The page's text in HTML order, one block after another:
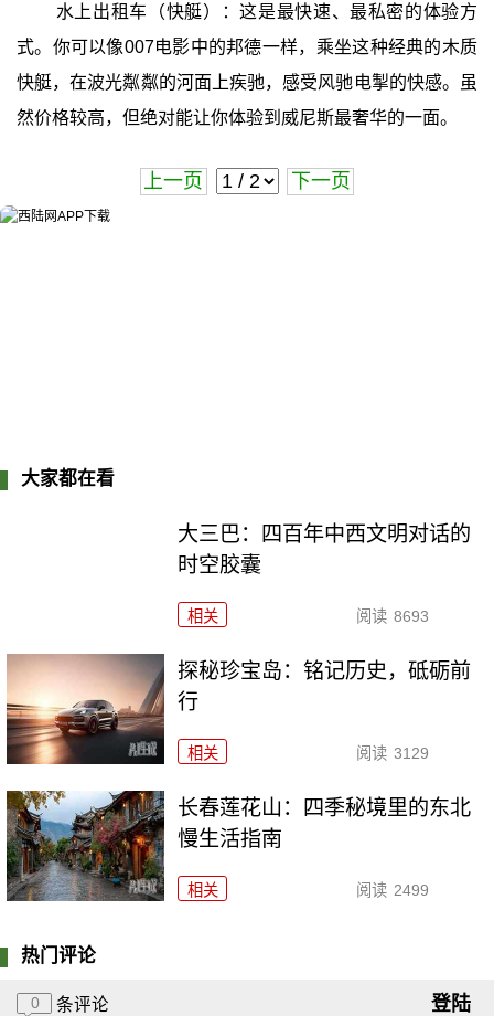
水上出租车（快艇）：这是最快速、最私密的体验方
式。你可以像007电影中的邦德一样，乘坐这种经典的木质
快艇，在波光粼粼的河面上疾驰，感受风驰电掣的快感。虽
然价格较高，但绝对能让你体验到威尼斯最奢华的一面。
上一页 下一页
大家都在看
大三巴：四百年中西文明对话的
时空胶囊
相关 阅读 8693
探秘珍宝岛：铭记历史，砥砺前
行
相关 阅读 3129
长春莲花山：四季秘境里的东北
慢生活指南
相关 阅读 2499
热门评论
0 条评论 登陆